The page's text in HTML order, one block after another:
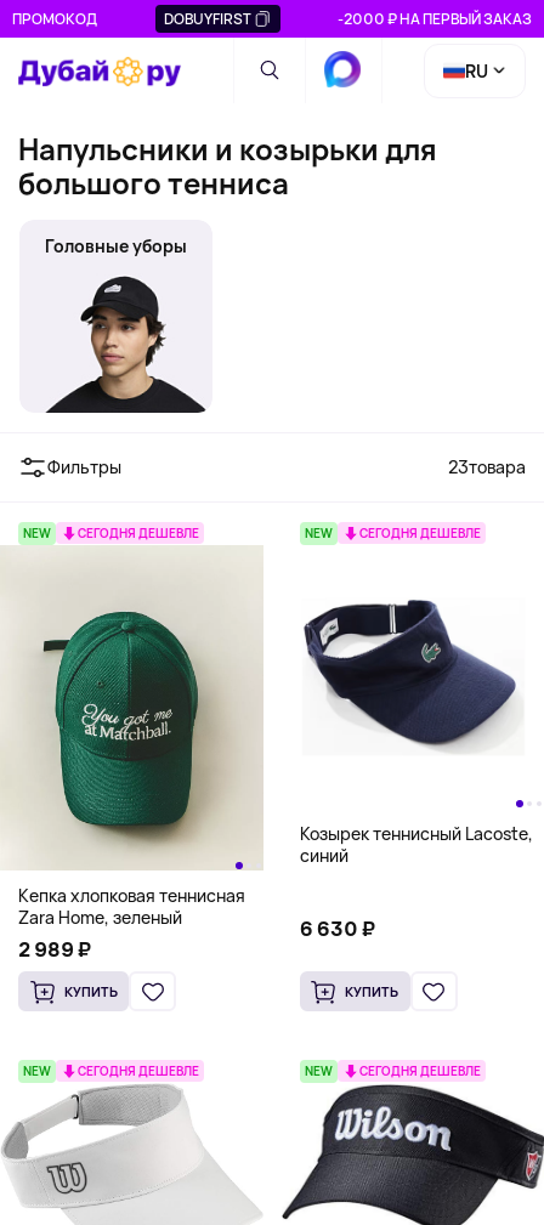
ПРОМОКОД DOBUYFIRST -2000 ₽ НА ПЕРВЫЙ ЗАКАЗ
RU
Напульсники и козырьки для
большого тенниса
Головные уборы
Фильтры 23товара
NEW СЕГОДНЯ ДЕШЕВЛЕ
Кепка хлопковая теннисная
Zara Home, зеленый
2 989 ₽
КУПИТЬ
NEW СЕГОДНЯ ДЕШЕВЛЕ
Козырек теннисный Lacoste,
синий
6 630 ₽
КУПИТЬ
NEW СЕГОДНЯ ДЕШЕВЛЕ NEW СЕГОДНЯ ДЕШЕВЛЕ